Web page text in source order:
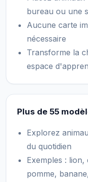
bureau ou une
Aucune carte
nécessaire
Transforme la
espace
Plus de 55
Explorez
du quotidien
Exemples :
pomme,